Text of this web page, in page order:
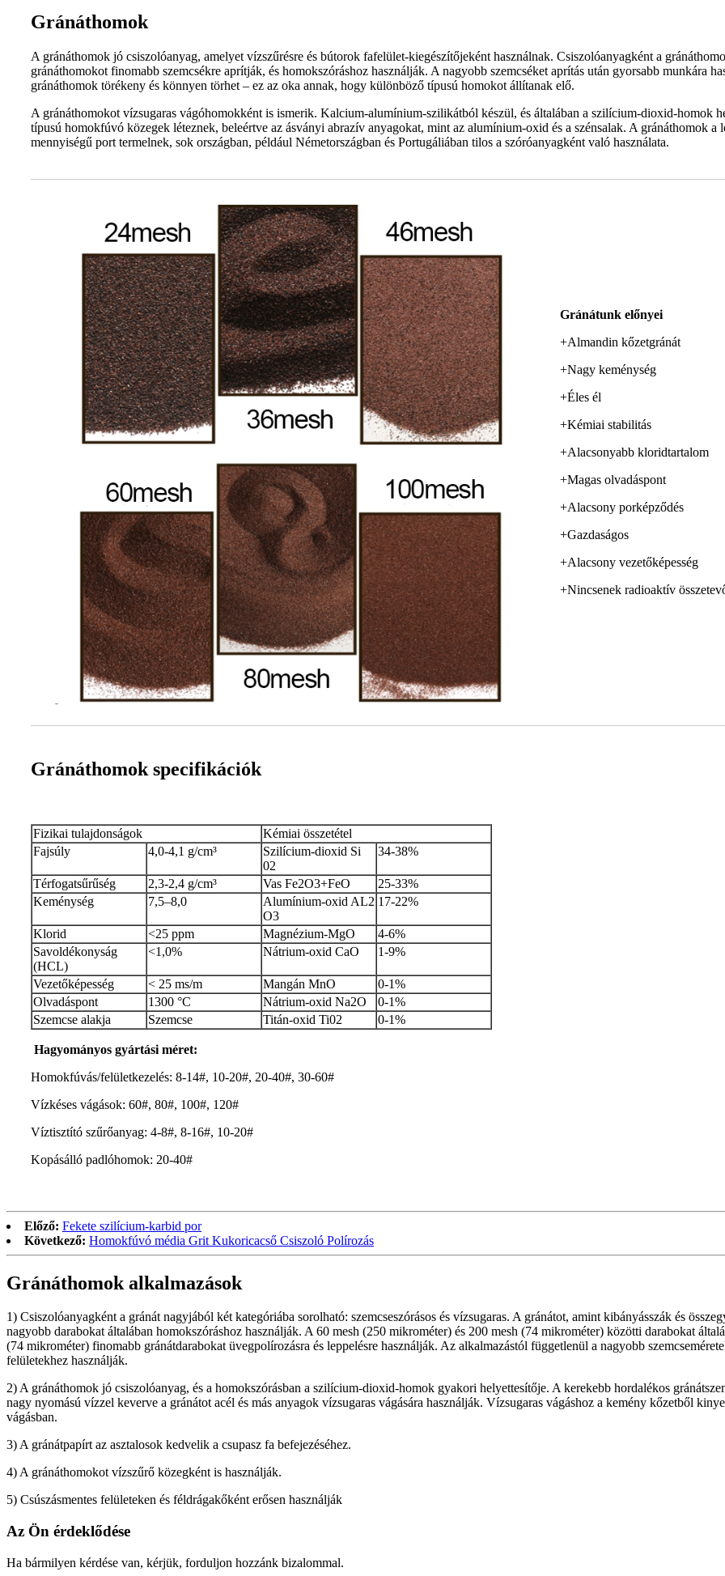
Gránáthomok
A gránáthomok jó csiszolóanyag, amelyet vízszűrésre és bútorok fafelület-kiegészítőjeként használnak. Csiszolóanyagként a
gránáthomokot finomabb szemcsékre aprítják, és homokszóráshoz használják. A nagyobb szemcséket aprítás után gyorsabb munkára
gránáthomok törékeny és könnyen törhet – ez az oka annak, hogy különböző típusú homokot állítanak elő.
A gránáthomokot vízsugaras vágóhomokként is ismerik. Kalcium-alumínium-szilikátból készül, és általában a szilícium-dioxid-homok
típusú homokfúvó közegek léteznek, beleértve az ásványi abrazív anyagokat, mint az alumínium-oxid és a szénsalak. A gránáthomok
mennyiségű port termelnek, sok országban, például Németországban és Portugáliában tilos a szóróanyagként való használata.
Gránátunk előnyei
+Almandin kőzetgránát
+Nagy keménység
+Éles él
+Kémiai stabilitás
+Alacsonyabb kloridtartalom
+Magas olvadáspont
+Alacsony porképződés
+Gazdaságos
+Alacsony vezetőképesség
+Nincsenek radioaktív
Gránáthomok specifikációk
Fizikai tulajdonságok
Kémiai összetétel
Fajsúly
4,0-4,1 g/cm³
Szilícium-dioxid Si
02
34-38%
Térfogatsűrűség 2,3-2,4 g/cm³ Vas Fe2O3+FeO
25-33%
Keménység
7,5–8,0
Alumínium-oxid AL2
O3
17-22%
Klorid <25 ppm Magnézium-MgO
4-6%
Savoldékonyság
(HCL)
<1,0% Nátrium-oxid CaO 1-9%
Vezetőképesség < 25 ms/m Mangán MnO
0-1%
Olvadáspont
1300 °C Nátrium-oxid Na2O
0-1%
Szemcse alakja
Szemcse Titán-oxid Ti02 0-1%
Hagyományos gyártási méret:
Homokfúvás/felületkezelés: 8-14#, 10-20#, 20-40#, 30-60#
Vízkéses vágások: 60#, 80#, 100#, 120#
Víztisztító szűrőanyag: 4-8#, 8-16#, 10-20#
Kopásálló padlóhomok: 20-40#
Előző: Fekete szilícium-karbid por
Következő: Homokfúvó média Grit Kukoricacső Csiszoló Polírozás
Gránáthomok alkalmazások
1) Csiszolóanyagként a gránát nagyjából két kategóriába sorolható: szemcseszórásos és vízsugaras. A gránátot, amint kibányásszák és
nagyobb darabokat általában homokszóráshoz használják. A 60 mesh (250 mikrométer) és 200 mesh (74 mikrométer) közötti darabokat
(74 mikrométer) finomabb gránátdarabokat üvegpolírozásra és leppelésre használják. Az alkalmazástól függetlenül a nagyobb
felületekhez használják.
2) A gránáthomok jó csiszolóanyag, és a homokszórásban a szilícium-dioxid-homok gyakori helyettesítője. A kerekebb hordalékos
nagy nyomású vízzel keverve a gránátot acél és más anyagok vízsugaras vágására használják. Vízsugaras vágáshoz a kemény kőzetből
vágásban.
3) A gránátpapírt az asztalosok kedvelik a csupasz fa befejezéséhez.
4) A gránáthomokot vízszűrő közegként is használják.
5) Csúszásmentes felületeken és féldrágakőként erősen használják
Az Ön érdeklődése
Ha bármilyen kérdése van, kérjük, forduljon hozzánk bizalommal.